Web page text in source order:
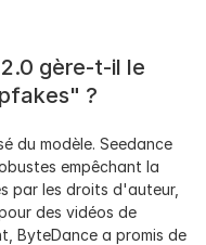
gère-t-il le
?
du modèle. Seedance
empêchant la
par les droits d'auteur,
des vidéos de
ByteDance a promis de